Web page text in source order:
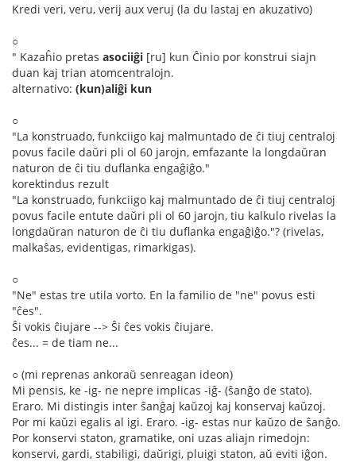
Kredi veri, veru, verij aux veruj (la du lastaj en akuzativo)
○
" Kazaĥio pretas asociiĝi [ru] kun Ĉinio por konstrui siajn
duan kaj trian atomcentralojn.
alternativo: (kun)aliĝi kun
○
"La konstruado, funkciigo kaj malmuntado de ĉi tiuj centraloj
povus facile daŭri pli ol 60 jarojn, emfazante la longdaŭran
naturon de ĉi tiu duflanka engaĝiĝo."
korektindus rezult
"La konstruado, funkciigo kaj malmuntado de ĉi tiuj centraloj
povus facile entute daŭri pli ol 60 jarojn, tiu kalkulo rivelas la
longdaŭran naturon de ĉi tiu duflanka engaĝiĝo."? (rivelas,
malkaŝas, evidentigas, rimarkigas).
○
"Ne" estas tre utila vorto. En la familio de "ne" povus esti
"ĉes".
Ŝi vokis ĉiujare --> Ŝi ĉes vokis ĉiujare.
ĉes... = de tiam ne...
○ (mi reprenas ankoraŭ senreagan ideon)
Mi pensis, ke -ig- ne nepre implicas -iĝ- (ŝanĝo de stato).
Eraro. Mi distingis inter ŝanĝaj kaŭzoj kaj konservaj kaŭzoj.
Por mi kaŭzi egalis al igi. Eraro. -ig- estas nur kaŭzo de ŝanĝo.
Por konservi staton, gramatike, oni uzas aliajn rimedojn:
konservi, gardi, stabiligi, daŭrigi, pluigi staton, aŭ eviti iĝon.